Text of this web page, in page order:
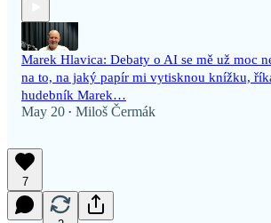
Marek Hlavica: Debaty o AI se mě už moc
na to, na jaký papír mi vytisknou knížku,
hudebník Marek…
May 20 • Miloš Čermák
7